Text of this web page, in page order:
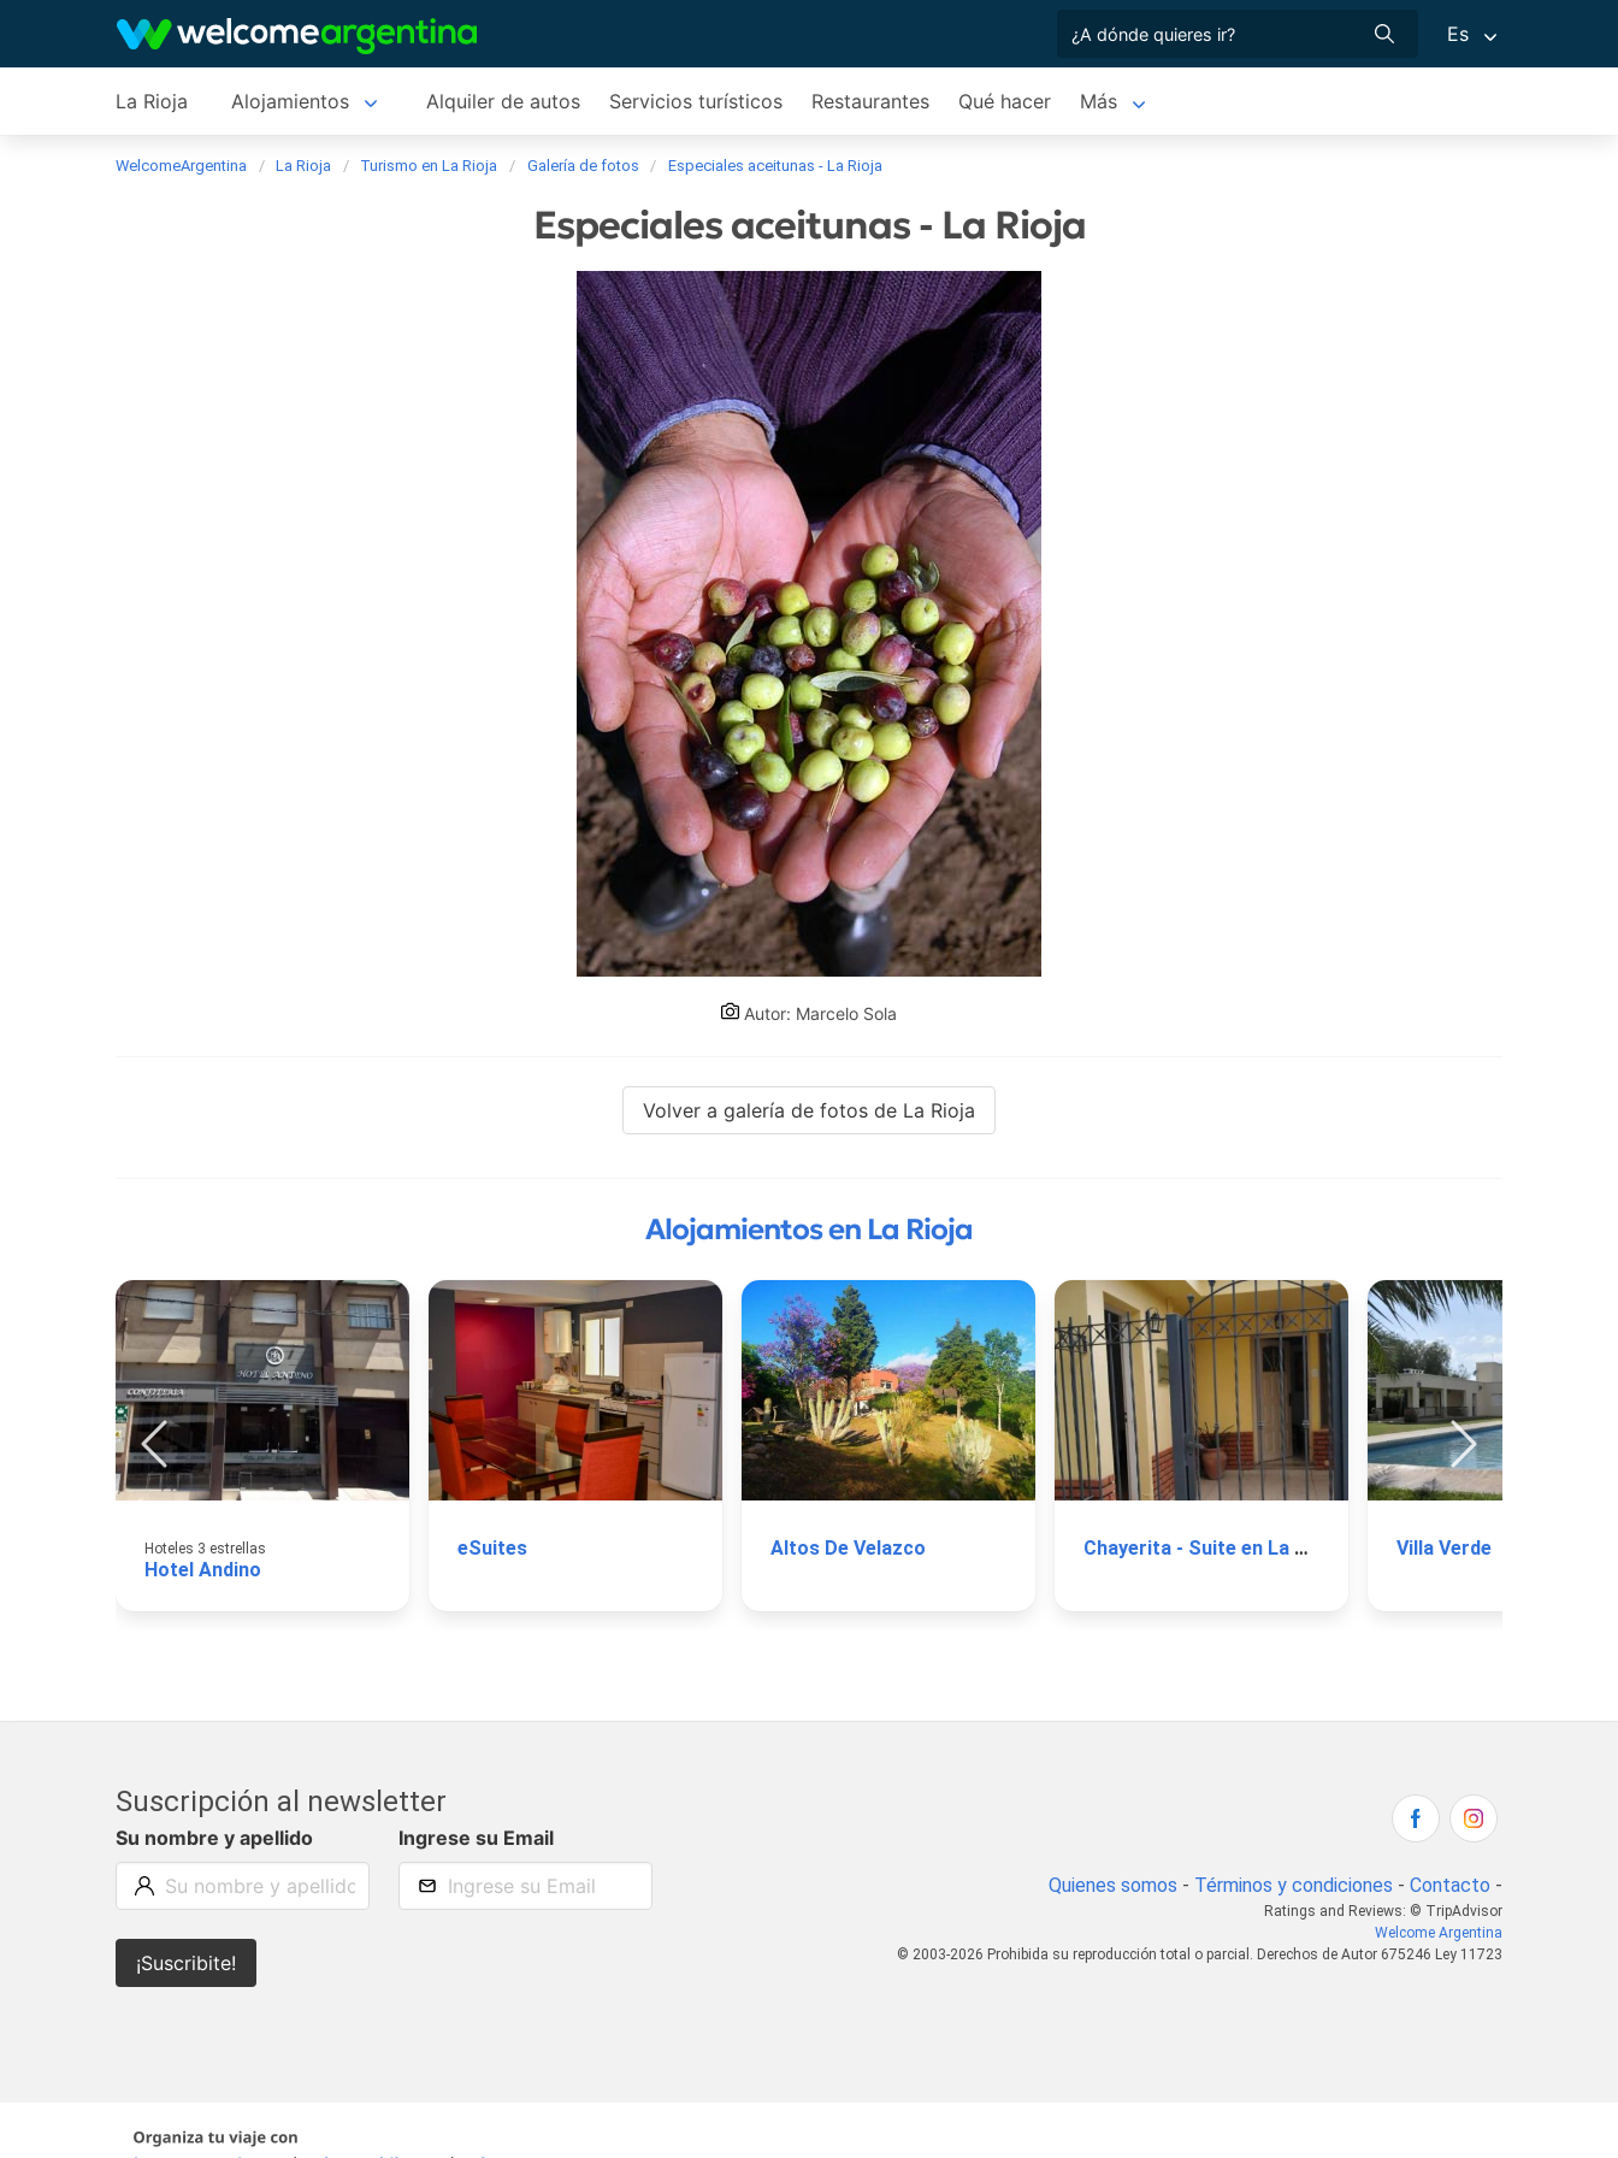
Es
La Rioja Alojamientos Alquiler de autos Servicios turísticos Restaurantes Qué hacer Más
WelcomeArgentina La Rioja Turismo en La Rioja Galería de fotos Especiales aceitunas - La Rioja
Especiales aceitunas - La Rioja
Autor: Marcelo Sola
Volver a galería de fotos de La Rioja
Alojamientos en La Rioja
Hoteles 3 estrellas
Hotel Andino
eSuites Altos De Velazco Chayerita - Suite en La Rioja Villa Verde
Suscripción al newsletter
Su nombre y apellido Ingrese su Email
¡Suscribite!
Quienes somos - Términos y condiciones - Contacto -
Ratings and Reviews: © TripAdvisor
Welcome Argentina
© 2003-2026 Prohibida su reproducción total o parcial. Derechos de Autor 675246 Ley 11723